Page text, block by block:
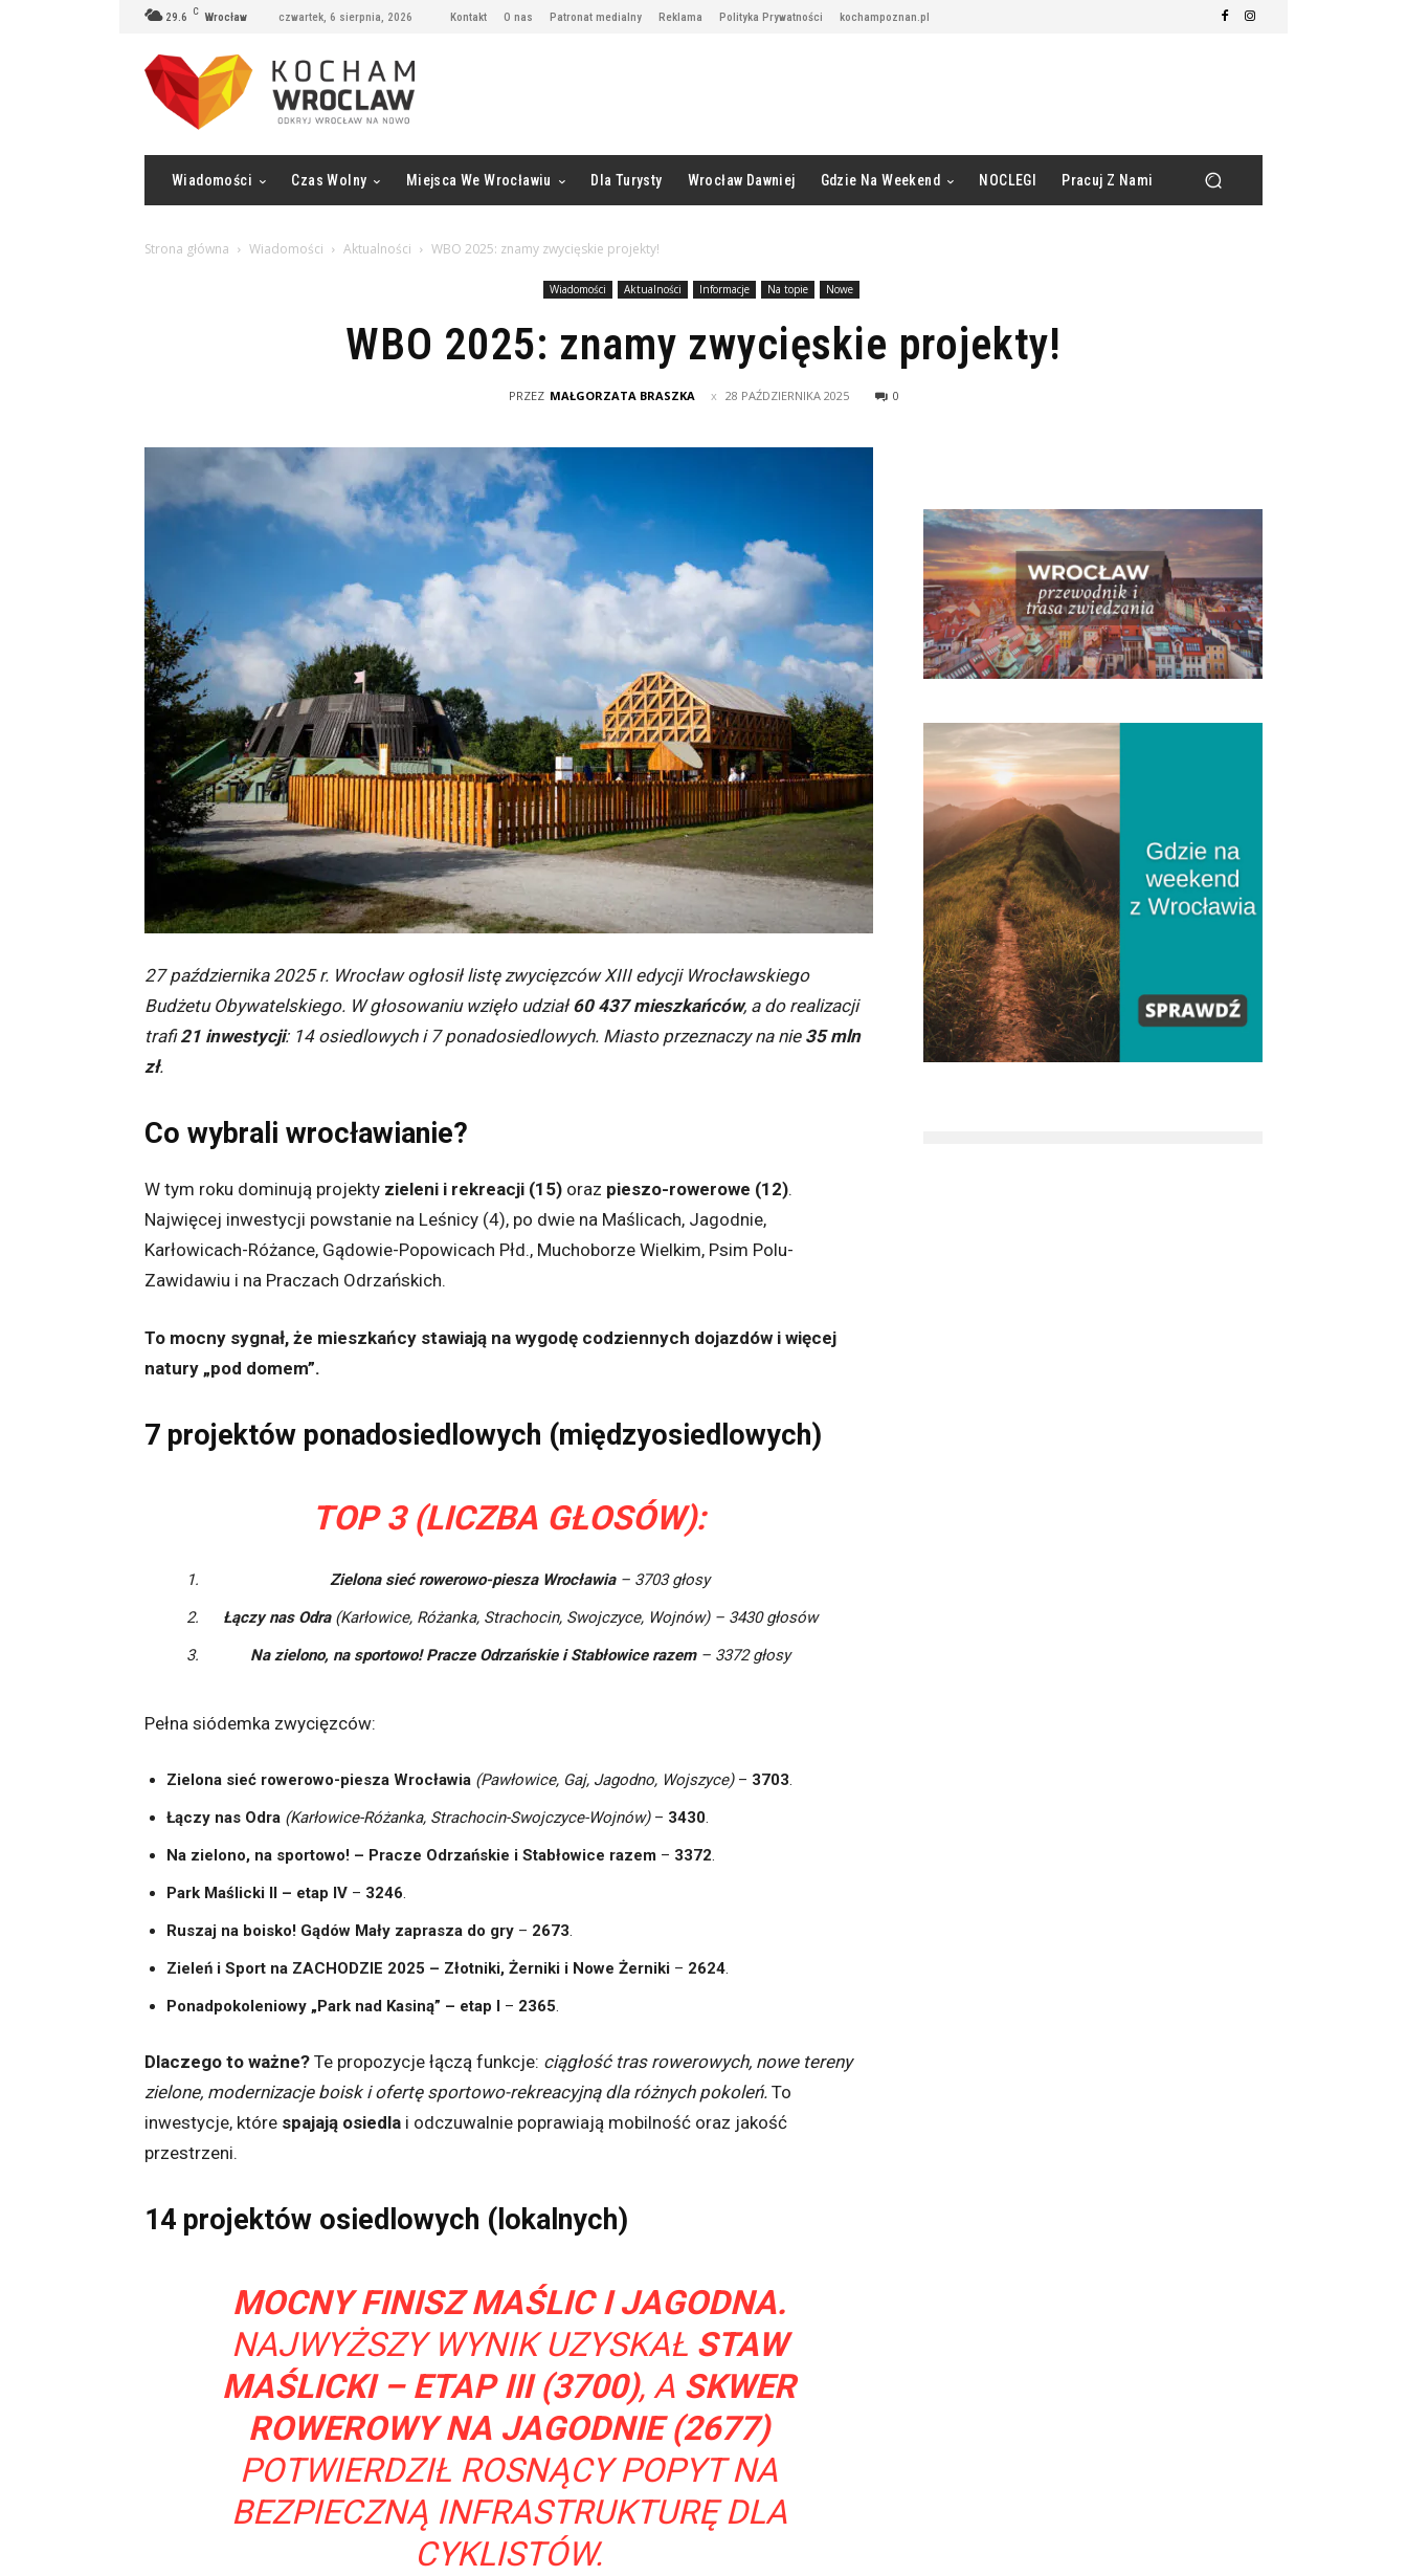
29.6 C Wrocław czwartek, 6 sierpnia, 2026 Kontakt O nas Patronat medialny Reklama Polityka Prywatności kochampoznan.pl
Wiadomości Czas Wolny Miejsca We Wrocławiu Dla Turysty Wrocław Dawniej Gdzie Na Weekend NOCLEGI Pracuj Z Nami
Strona główna Wiadomości Aktualności WBO 2025: znamy zwycięskie projekty!
Wiadomości Aktualności Informacje Na topie Nowe
WBO 2025: znamy zwycięskie projekty!
PRZEZ MAŁGORZATA BRASZKA 28 PAŹDZIERNIKA 2025 0
27 października 2025 r. Wrocław ogłosił listę zwycięzców XIII edycji Wrocławskiego
Budżetu Obywatelskiego. W głosowaniu wzięło udział60 437 mieszkańców, a do realizacji
trafi21 inwestycji: 14 osiedlowych i 7 ponadosiedlowych. Miasto przeznaczy na nie 35 mln
zł.
Co wybrali wrocławianie?
W tym roku dominują projekty zieleni i rekreacji (15) oraz pieszo-rowerowe (12).
Najwięcej inwestycji powstanie na Leśnicy (4), po dwie na Maślicach, Jagodnie,
Karłowicach-Różance, Gądowie-Popowicach Płd., Muchoborze Wielkim, Psim Polu-
Zawidawiu i na Praczach Odrzańskich.
To mocny sygnał, że mieszkańcy stawiają na wygodę codziennych dojazdów i więcej
natury „pod domem”.
7 projektów ponadosiedlowych (międzyosiedlowych)
TOP 3 (LICZBA GŁOSÓW):
Zielona sieć rowerowo-piesza Wrocławia– 3703 głosy
Łączy nas Odra(Karłowice, Różanka, Strachocin, Swojczyce, Wojnów) – 3430 głosów
Na zielono, na sportowo! Pracze Odrzańskie i Stabłowice razem– 3372 głosy
Pełna siódemka zwycięzców:
Zielona sieć rowerowo-piesza Wrocławia (Pawłowice, Gaj, Jagodno, Wojszyce)– 3703.
Łączy nas Odra (Karłowice-Różanka, Strachocin-Swojczyce-Wojnów)– 3430.
Na zielono, na sportowo! – Pracze Odrzańskie i Stabłowice razem – 3372.
Park Maślicki II – etap IV – 3246.
Ruszaj na boisko! Gądów Mały zaprasza do gry – 2673.
Zieleń i Sport na ZACHODZIE 2025 – Złotniki, Żerniki i Nowe Żerniki – 2624.
Ponadpokoleniowy „Park nad Kasiną” – etap I
– 2365.
Dlaczego to ważne? Te propozycje łączą funkcje: ciągłość tras rowerowych, nowe tereny
zielone, modernizacje boisk i ofertę sportowo-rekreacyjną dla różnych pokoleń. To
inwestycje, które spajają osiedla i odczuwalnie poprawiają mobilność oraz jakość
przestrzeni.
14 projektów osiedlowych (lokalnych)
MOCNY FINISZ MAŚLIC I JAGODNA.
NAJWYŻSZY WYNIK UZYSKAŁ STAW
MAŚLICKI – ETAP III (3700), A SKWER
ROWEROWY NA JAGODNIE (2677)
POTWIERDZIŁ ROSNĄCY POPYT NA
BEZPIECZNĄ INFRASTRUKTURĘ DLA
CYKLISTÓW.